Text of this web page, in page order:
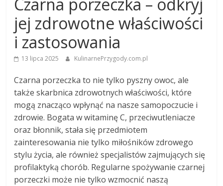
Czarna porzeczka – odkryj
jej zdrowotne właściwości
i zastosowania
13 lipca 2025 KulinarnePrzygody.com.pl
Czarna porzeczka to nie tylko pyszny owoc, ale
także skarbnica zdrowotnych właściwości, które
mogą znacząco wpłynąć na nasze samopoczucie i
zdrowie. Bogata w witaminę C, przeciwutleniacze
oraz błonnik, stała się przedmiotem
zainteresowania nie tylko miłośników zdrowego
stylu życia, ale również specjalistów zajmujących się
profilaktyką chorób. Regularne spożywanie czarnej
porzeczki może nie tylko wzmocnić naszą